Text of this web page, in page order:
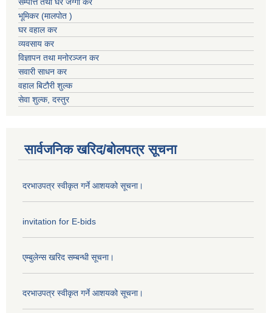
भूमिकर (मालपोत )
घर वहाल कर
व्यवसाय कर
विज्ञापन तथा मनोरञ्जन कर
सवारी साधन कर
वहाल बिटौरी शुल्क
सेवा शुल्क, दस्तुर
सार्वजनिक खरिद/बोलपत्र सूचना
दरभाउपत्र स्वीकृत गर्ने आशयको सूचना।
invitation for E-bids
एम्बुलेन्स खरिद सम्बन्धी सूचना।
दरभाउपत्र स्वीकृत गर्ने आशयको सूचना।